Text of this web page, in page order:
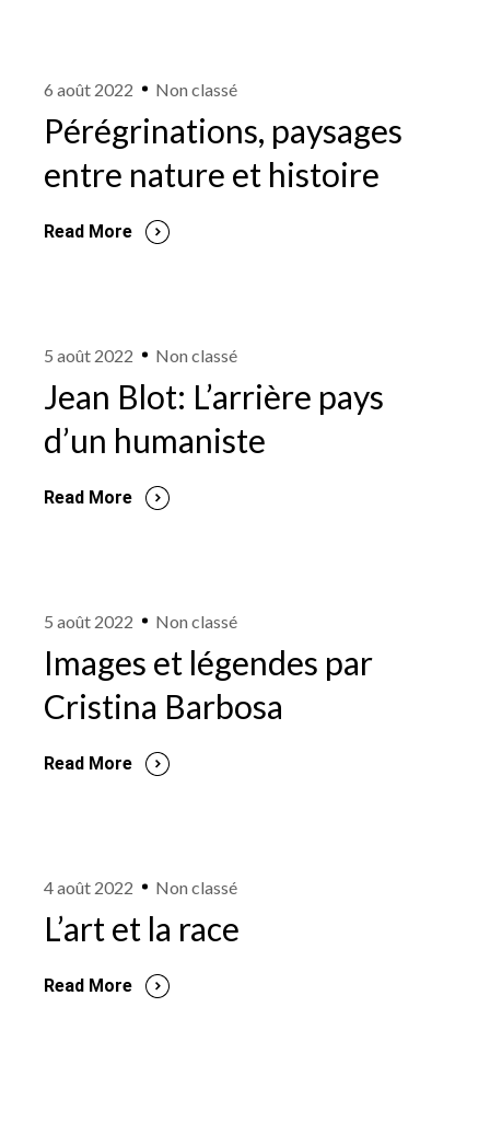
6 août 2022 Non classé
Pérégrinations, paysages
entre nature et histoire
Read More
5 août 2022 Non classé
Jean Blot: L’arrière pays
d’un humaniste
Read More
5 août 2022 Non classé
Images et légendes par
Cristina Barbosa
Read More
4 août 2022 Non classé
L’art et la race
Read More